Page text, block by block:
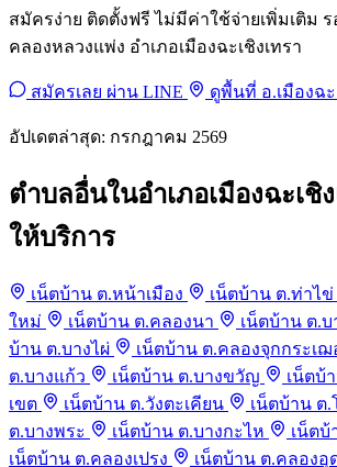
สมัครง่าย ติดตั้งฟรี ไม่มีค่าใช้จ่ายเพิ่มเติม
คลองหลวงแพ่ง อำเภอเมืองฉะเชิงเทรา
สมัครเลย ผ่าน LINE ดูพื้นที่ อ.เมืองฉะ
อัปเดตล่าสุด: กรกฎาคม 2569
ตำบลอื่นในอำเภอเมืองฉะเชิ
ให้บริการ
เน็ตบ้าน ต.หน้าเมือง เน็ตบ้าน ต.ท่าไข่
ใหม่
เน็ตบ้าน ต.คลองนา เน็ตบ้าน ต.บ
บ้าน ต.บางไผ่
เน็ตบ้าน ต.คลองจุกกระเฌ
ต.บางแก้ว
เน็ตบ้าน ต.บางขวัญ
เน็ตบ้
เขต
เน็ตบ้าน ต.วังตะเคียน เน็ตบ้าน ต.
ต.บางพระ
เน็ตบ้าน ต.บางกะไห
เน็ต
เน็ตบ้าน ต.คลองเปรง
เน็ตบ้าน ต.คลองอุ